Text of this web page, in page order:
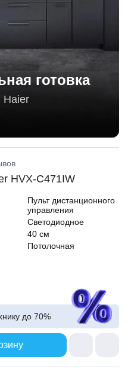
готовка
Haier
HVX-C471IW
Пульт дистанционного
управления
Светодиодное
40 см
Потолочная
до 70%